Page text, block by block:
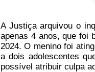
A Justiça arquivou o
apenas 4 anos, que foi
2024. O menino foi
a dois adolescentes
possível atribuir culpa